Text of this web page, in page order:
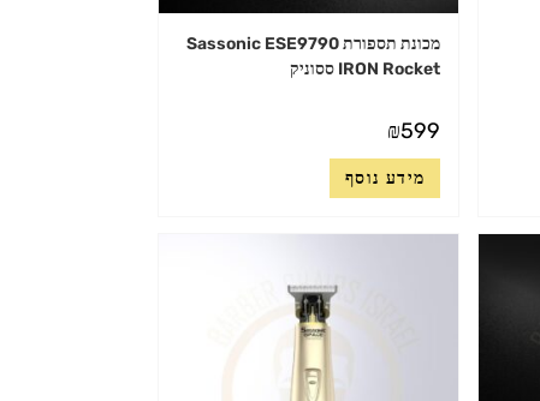
מכונת תספורת Sassonic ESE9790
IRON Rocket ססוניק
₪599
מידע נוסף